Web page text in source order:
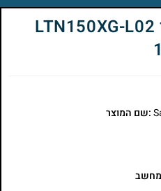
8. מסך למחשב נייד LTN150XG-L02
:שם המוצר